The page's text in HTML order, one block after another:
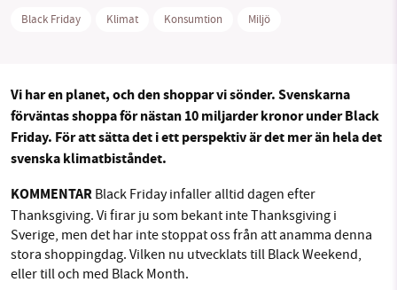
Facebook Instagram BlueSky
Black Friday Klimat Konsumtion Miljö
Vi har en planet, och den shoppar vi sönder. Svenskarna
förväntas shoppa för nästan 10 miljarder kronor under Black
Friday. För att sätta det i ett perspektiv är det mer än hela det
svenska klimatbiståndet.
KOMMENTAR Black Friday infaller alltid dagen efter
Thanksgiving. Vi firar ju som bekant inte Thanksgiving i
Sverige, men det har inte stoppat oss från att anamma denna
stora shoppingdag. Vilken nu utvecklats till Black Weekend,
eller till och med Black Month.
SMB kämpar för en hållbar framtid. Sedan
starten 2010 har vår ideella redaktion drivit
miljödebatten framåt genom
nyhetsbevakning och granskningar. Nu vill vi
utveckla vårt arbete – och vi hoppas att du
vill hjälpa oss.